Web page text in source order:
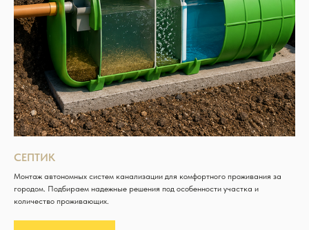
СЕПТИК
Монтаж автономных систем канализации для комфортного проживания за
городом. Подбираем надежные решения под особенности участка и
количество проживающих.